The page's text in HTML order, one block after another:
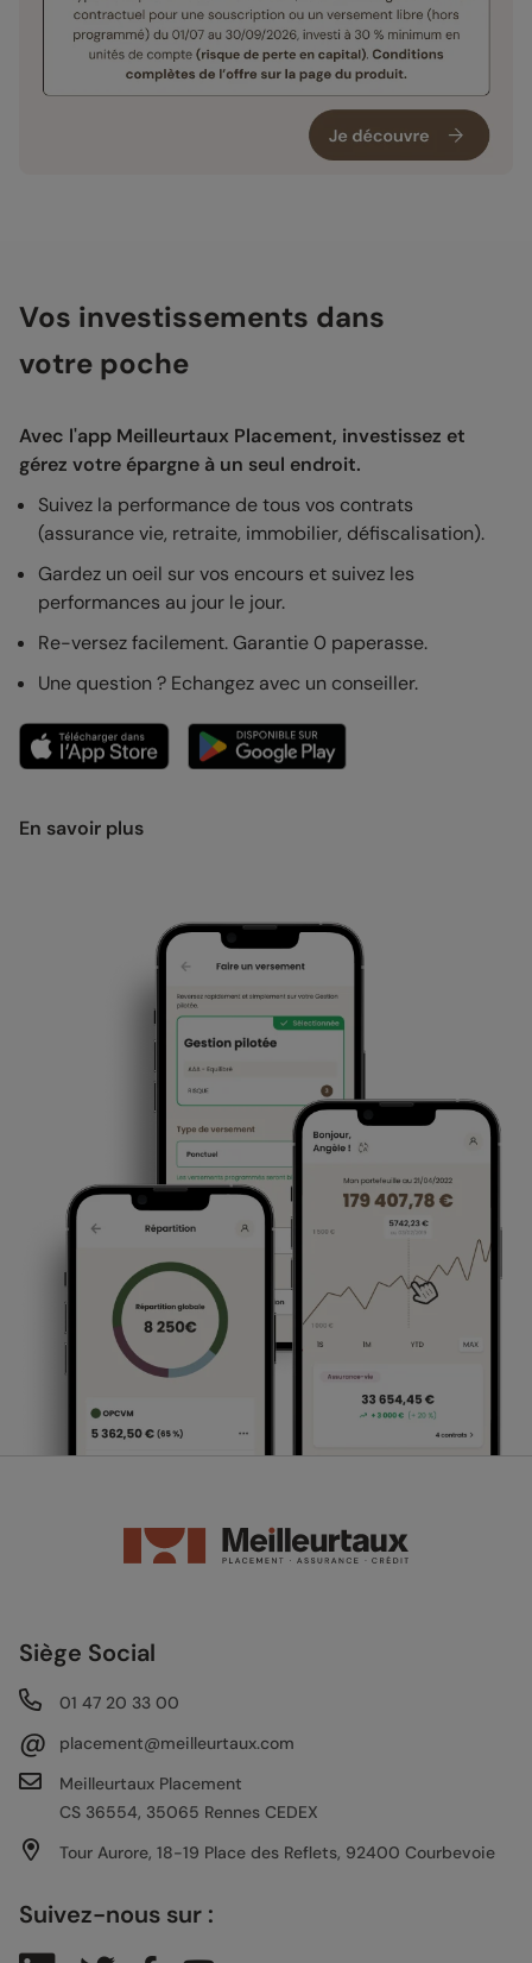
Vos investissements dans
votre poche
Avec l'app Meilleurtaux Placement, investissez et
gérez votre épargne à un seul endroit.
Suivez la performance de tous vos contrats
(assurance vie, retraite, immobilier, défiscalisation).
Gardez un oeil sur vos encours et suivez les
performances au jour le jour.
Re-versez facilement. Garantie 0 paperasse.
Une question ? Echangez avec un conseiller.
En savoir plus
Siège Social
01 47 20 33 00
@
placement@meilleurtaux.com
Meilleurtaux Placement
CS 36554, 35065 Rennes CEDEX
Tour Aurore, 18-19 Place des Reflets, 92400 Courbevoie
Suivez-nous sur :